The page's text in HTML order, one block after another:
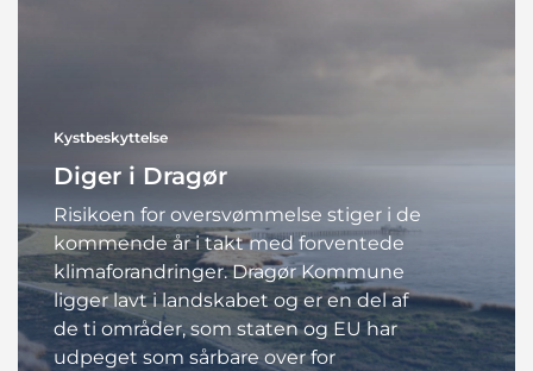
Kystbeskyttelse
Diger i Dragør
Risikoen for oversvømmelse stiger i de
kommende år i takt med forventede
klimaforandringer. Dragør Kommune
ligger lavt i landskabet og er en del af
de ti områder, som staten og EU har
udpeget som sårbare over for